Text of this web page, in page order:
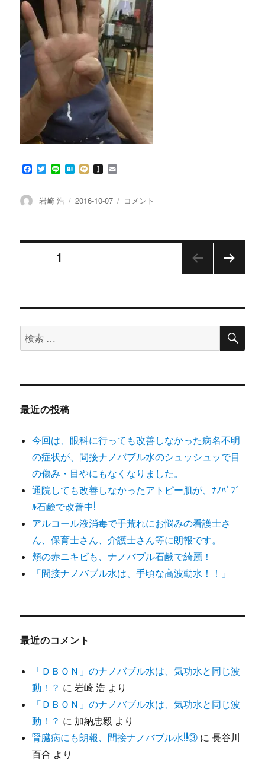
F
e
T
t
t
L
e
H
e
n
M
i
t
a
e
i
l
投
岩崎 浩
投
2016-10-07
ナ
リ
性）
腱
も
に
コメント
ナ
ビ
ー
シ
ョ
ン
ページ1
検
索
象:
検
最近の投稿
今回は、眼科に行っても改善しなかった病名不明
の症状が、間接ナノバブル水のシュッシュッで目
の傷み・目やにもなくなりました。
通院しても改善しなかったアトピー肌が、ﾅﾉﾊﾞﾌﾞ
ﾙ石鹸で改善中!
アルコール液消毒で手荒れにお悩みの看護士さ
ん、保育士さん、介護士さん等に朗報です。
頬の赤ニキビも、ナノバブル石鹸で綺麗！
「間接ナノバブル水は、手頃な高波動水！！」
最近のコメント
「ＤＢＯＮ」のナノバブル水は、気功水と同じ波
動！？ に岩崎 浩 より
「ＤＢＯＮ」のナノバブル水は、気功水と同じ波
動！？ に 加納忠毅 より
腎臓病にも朗報、間接ナノバブル水!!③ に長谷川
百合 より